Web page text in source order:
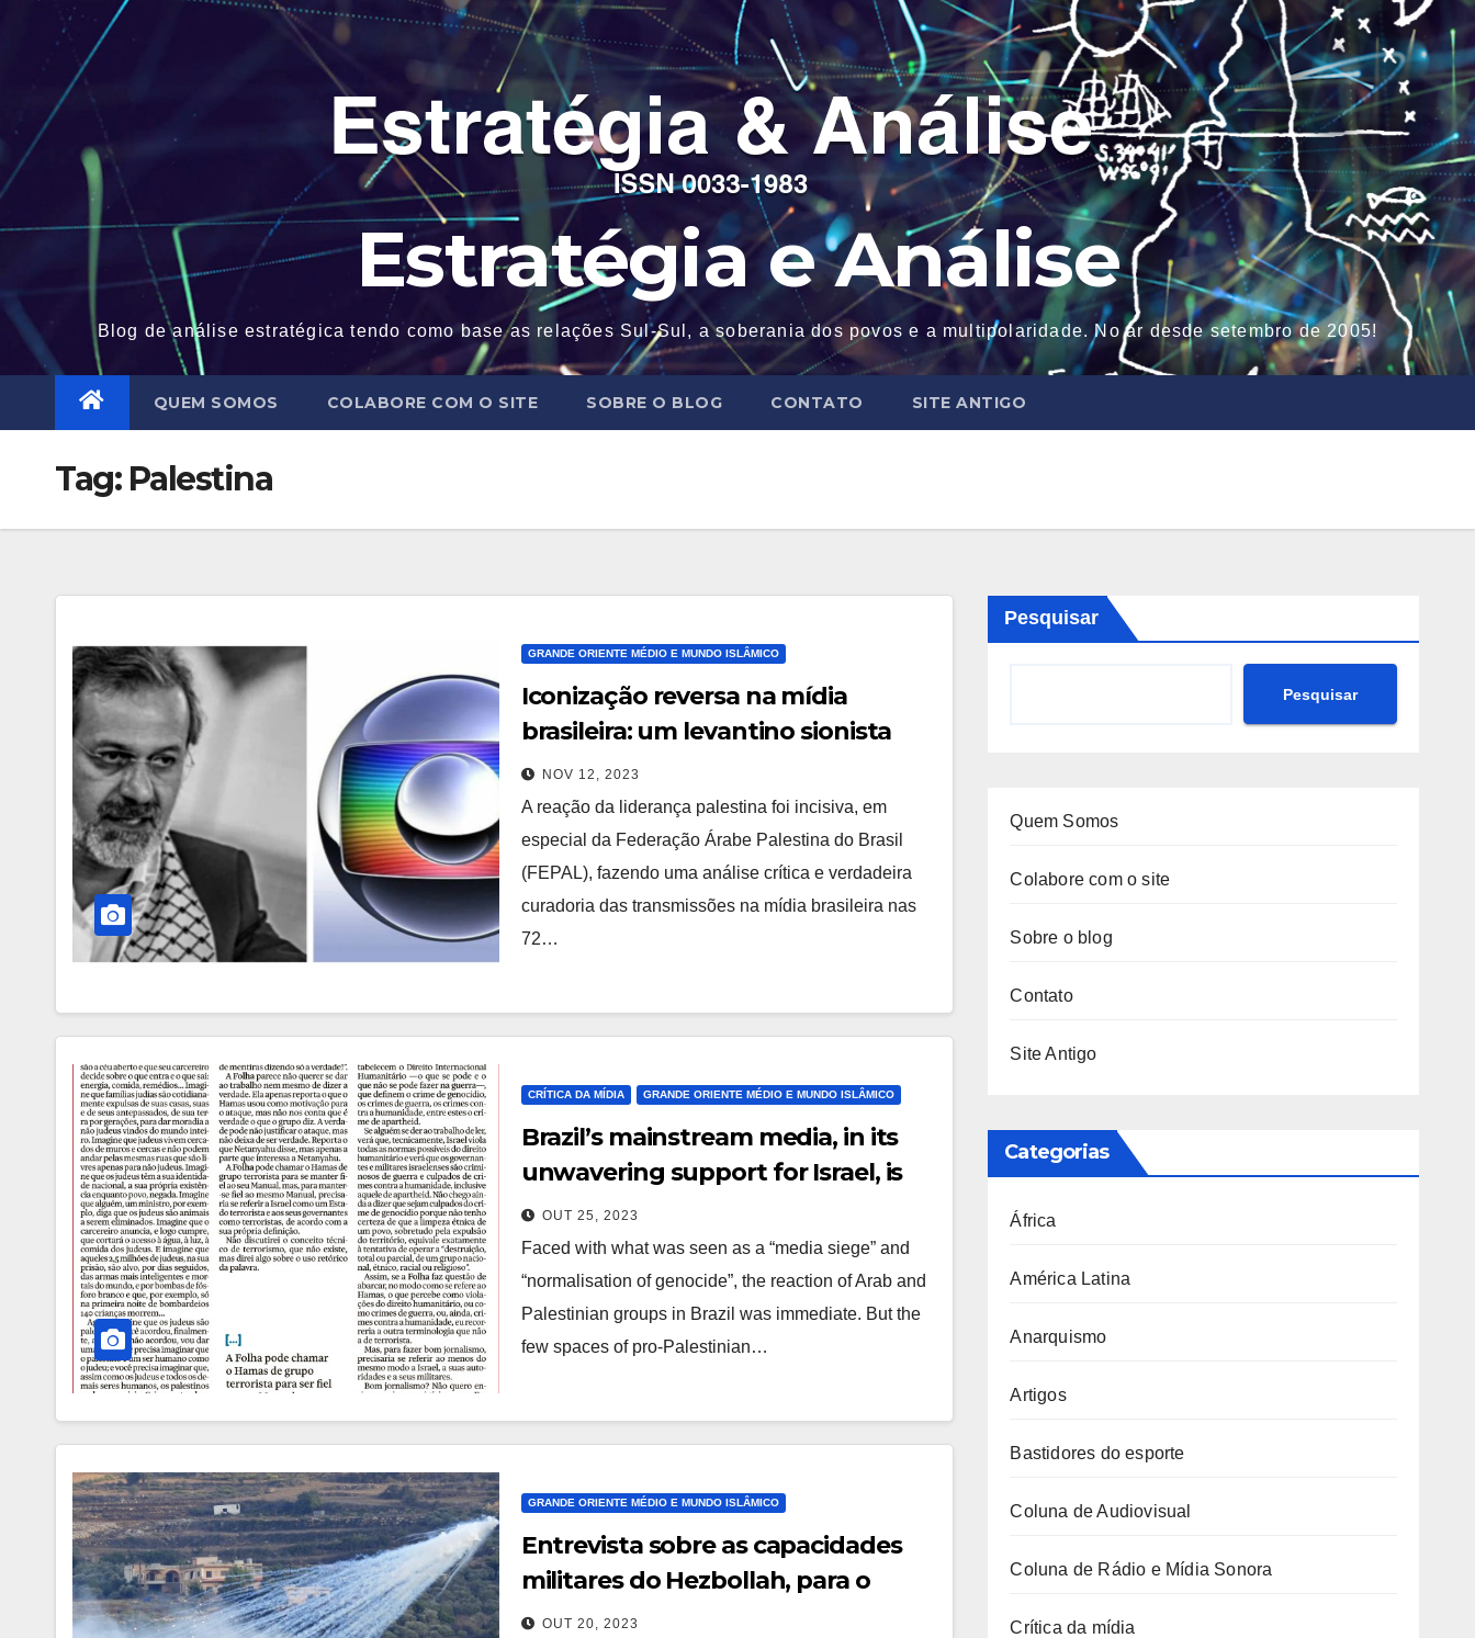
Estratégia e Análise
Blog de análise estratégica tendo como base as relações Sul-Sul, a soberania dos povos e a multipolaridade. No ar desde setembro de 2005!
QUEM SOMOS COLABORE COM O SITE SOBRE O BLOG CONTATO SITE ANTIGO
Tag: Palestina
GRANDE ORIENTE MÉDIO E MUNDO ISLÂMICO
Iconização reversa na mídia
brasileira: um levantino sionista
consagrado
NOV 12, 2023
A reação da liderança palestina foi incisiva, em
especial da Federação Árabe Palestina do Brasil
(FEPAL), fazendo uma análise crítica e verdadeira
curadoria das transmissões na mídia brasileira nas
72…
CRÍTICA DA MÍDIA GRANDE ORIENTE MÉDIO E MUNDO ISLÂMICO
Brazil’s mainstream media, in its
unwavering support for Israel, is
out of step with public and social
media responses to the
bombardment of Gaza
OUT 25, 2023
Faced with what was seen as a “media siege” and
“normalisation of genocide”, the reaction of Arab and
Palestinian groups in Brazil was immediate. But the
few spaces of pro-Palestinian…
GRANDE ORIENTE MÉDIO E MUNDO ISLÂMICO
Entrevista sobre as capacidades
militares do Hezbollah, para o
portal Opera Mundi
OUT 20, 2023
Pesquisar
Pesquisar
Quem Somos
Colabore com o site
Sobre o blog
Contato
Site Antigo
Categorias
África
América Latina
Anarquismo
Artigos
Bastidores do esporte
Coluna de Audiovisual
Coluna de Rádio e Mídia Sonora
Crítica da mídia